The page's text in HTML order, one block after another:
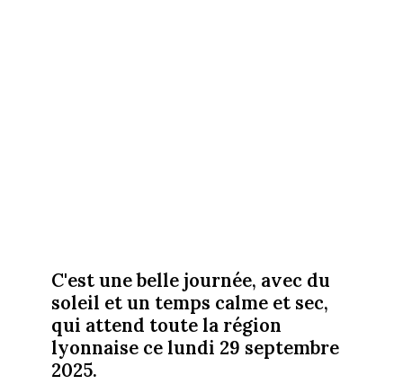
C'est une belle journée, avec du
soleil et un temps calme et sec,
qui attend toute la région
lyonnaise ce lundi 29 septembre
2025.